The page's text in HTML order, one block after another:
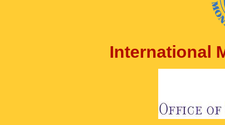
International